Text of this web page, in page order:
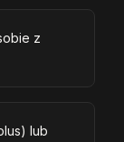
z
lub